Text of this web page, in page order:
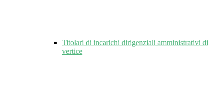
Titolari di incarichi dirigenziali amministrativi di
vertice